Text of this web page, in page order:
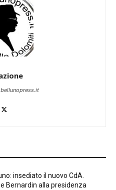
insediato il nuovo CdA.
Bernardin alla presidenza